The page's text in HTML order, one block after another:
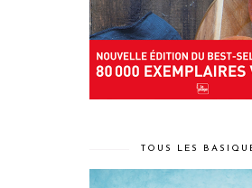
TOUS LES